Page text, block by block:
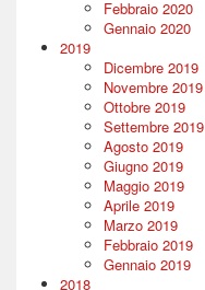
Febbraio 2020
Gennaio 2020
2019
Dicembre 2019
Novembre 2019
Ottobre 2019
Settembre 2019
Agosto 2019
Giugno 2019
Maggio 2019
Aprile 2019
Marzo 2019
Febbraio 2019
Gennaio 2019
2018